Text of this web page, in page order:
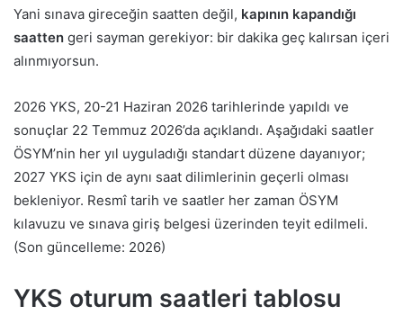
Yani sınava gireceğin saatten değil, kapının kapandığı
saatten geri sayman gerekiyor: bir dakika geç kalırsan içeri
alınmıyorsun.
2026 YKS, 20-21 Haziran 2026 tarihlerinde yapıldı ve
sonuçlar 22 Temmuz 2026’da açıklandı. Aşağıdaki saatler
ÖSYM’nin her yıl uyguladığı standart düzene dayanıyor;
2027 YKS için de aynı saat dilimlerinin geçerli olması
bekleniyor. Resmî tarih ve saatler her zaman ÖSYM
kılavuzu ve sınava giriş belgesi üzerinden teyit edilmeli.
(Son güncelleme: 2026)
YKS oturum saatleri tablosu